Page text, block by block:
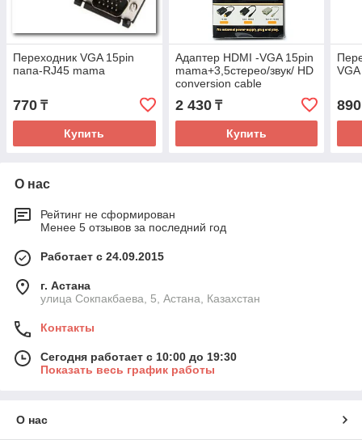
Переходник VGA 15pin
папа-RJ45 mama
770 ₸
Купить
Адаптер HDMI -VGA 15pin
mama+3,5стерео/звук/ HD
conversion cable
2 430₸
Купить
890
О нас
Рейтинг не сформирован
Менее 5 отзывов за последний год
Работает с 24.09.2015
г. Астана
улица Сокпакбаева, 5, Астана, Казахстан
Контакты
Сегодня работает с 10:00 до 19:30
Показать весь график работы
О нас